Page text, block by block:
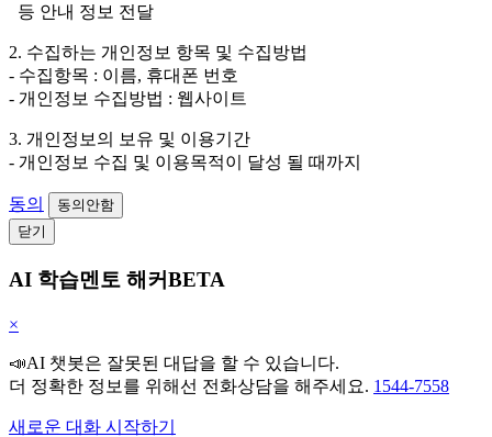
등 안내 정보 전달
2. 수집하는 개인정보 항목 및 수집방법
- 수집항목 : 이름, 휴대폰 번호
- 개인정보 수집방법 : 웹사이트
3. 개인정보의 보유 및 이용기간
- 개인정보 수집 및 이용목적이 달성 될 때까지
동의
동의안함
닫기
AI 학습멘토 해커BETA
×
📣AI 챗봇은 잘못된 대답을 할 수 있습니다.
더 정확한 정보를 위해선 전화상담을 해주세요. 1544-7558
새로운 대화 시작하기